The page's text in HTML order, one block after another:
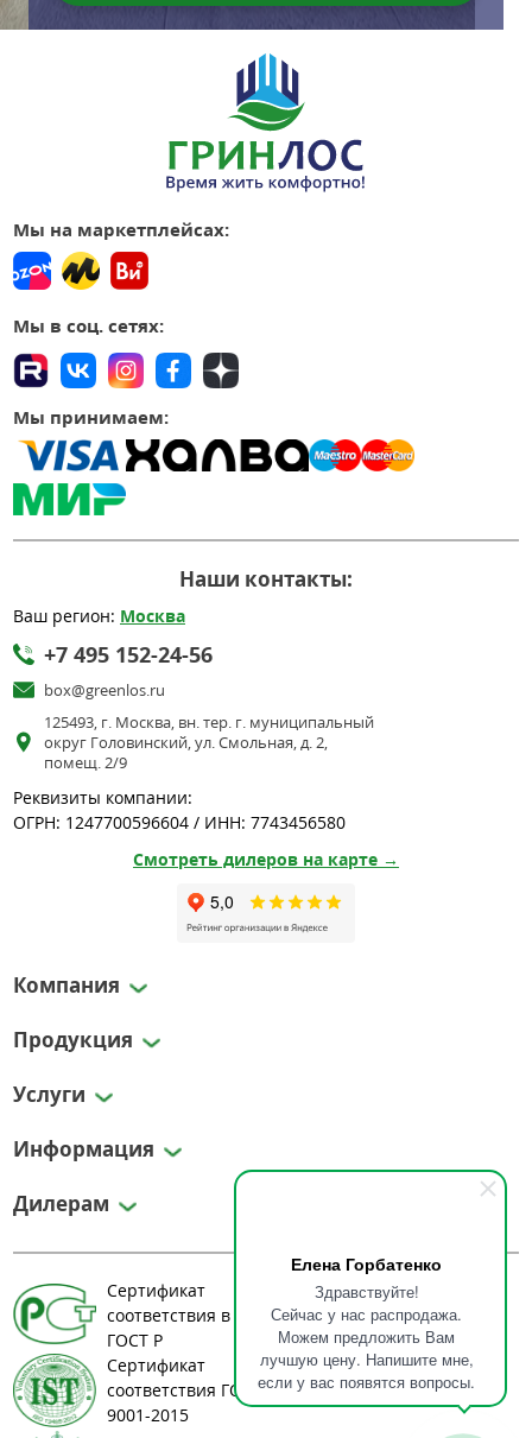
Елена Горбатенко
Здравствуйте!
Сейчас у нас распродажа.
Можем предложить Вам
лучшую цену. Напишите мне,
если у вас появятся вопросы.
Мы на маркетплейсах:
Мы в соц. сетях:
Мы принимаем:
Наши контакты:
Ваш регион: Москва
+7 495 152-24-56
box@greenlos.ru
125493, г. Москва, вн. тер. г. муниципальный
округ Головинский, ул. Смольная, д. 2,
помещ. 2/9
Реквизиты компании:
ОГРН: 1247700596604 / ИНН: 7743456580
Смотреть дилеров на карте →
Компания
Продукция
Услуги
Информация
Дилерам
Сертификат
соответствия в системе
ГОСТ Р
Сертификат
соответствия ГОСТ ИСО
9001-2015